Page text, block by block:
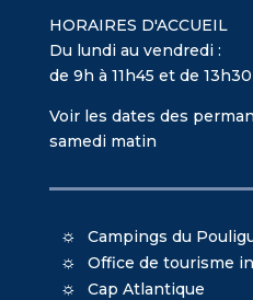
HORAIRES D'ACCUEIL
Du lundi au vendredi :
de 9h à 11h45 et de
Voir les dates des
samedi matin
Campings du
Office de tourisme
Cap Atlantique